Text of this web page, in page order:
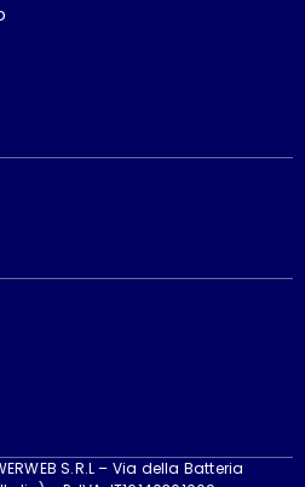
S.R.L – Via della Batteria